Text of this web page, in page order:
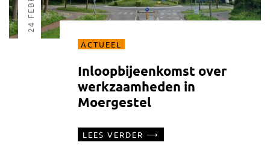
ACTUEEL
Inloopbijeenkomst over
werkzaamheden in
Moergestel
LEES VERDER